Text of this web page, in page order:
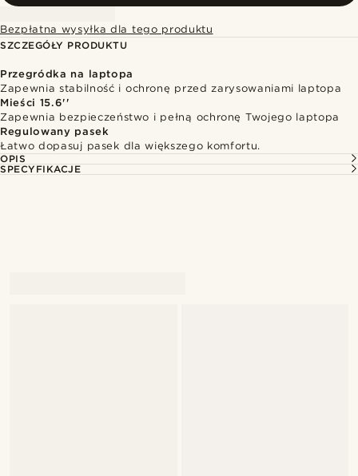
Bezpłatna wysyłka dla tego produktu
SZCZEGÓŁY PRODUKTU
Przegródka na laptopa
Zapewnia stabilność i ochronę przed zarysowaniami laptopa
Mieści 15.6''
Zapewnia bezpieczeństwo i pełną ochronę Twojego laptopa
Regulowany pasek
Łatwo dopasuj pasek dla większego komfortu.
OPIS
SPECYFIKACJE